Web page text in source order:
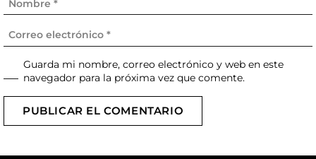
Guarda mi nombre, correo electrónico y web en este
navegador para la próxima vez que comente.
PUBLICAR EL COMENTARIO